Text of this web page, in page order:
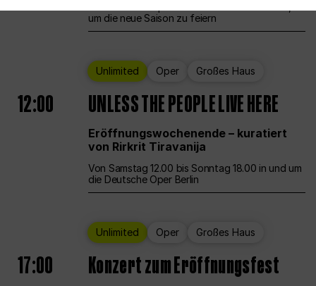
um die neue Saison zu feiern
Unlimited Oper Großes Haus
12:00 UNLESS THE PEOPLE LIVE HERE
Eröffnungswochenende – kuratiert
von Rirkrit Tiravanija
Von Samstag 12.00 bis Sonntag 18.00 in und um
die Deutsche Oper Berlin
Unlimited Oper Großes Haus
17:00 Konzert zum Eröffnungsfest